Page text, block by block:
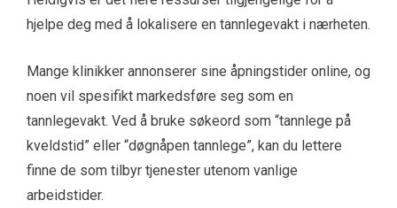
hjelpe deg med å lokalisere en tannlegevakt i nærheten.
Mange klinikker annonserer sine åpningstider online, og
noen vil spesifikt markedsføre seg som en
tannlegevakt. Ved å bruke søkeord som “tannlege på
kveldstid” eller “døgnåpen tannlege”, kan du lettere
finne de som tilbyr tjenester utenom vanlige
arbeidstider.